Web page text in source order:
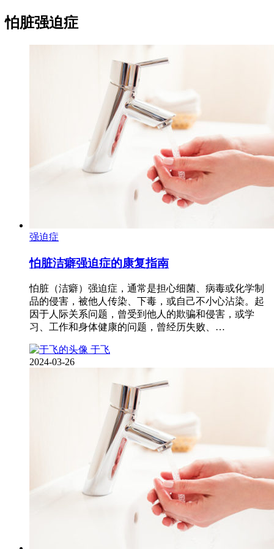
怕脏强迫症
强迫症
怕脏洁癖强迫症的康复指南
怕脏（洁癖）强迫症，通常是担心细菌、病毒或化学制
品的侵害，被他人传染、下毒，或自己不小心沾染。起
因于人际关系问题，曾受到他人的欺骗和侵害，或学
习、工作和身体健康的问题，曾经历失败、…
于飞
2024-03-26